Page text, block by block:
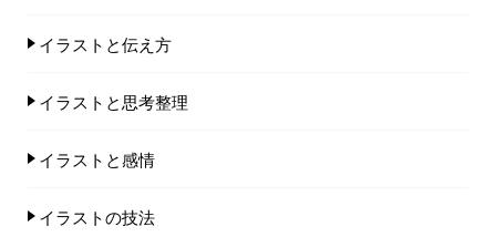
イラストと伝え方
イラストと思考整理
イラストと感情
イラストの技法